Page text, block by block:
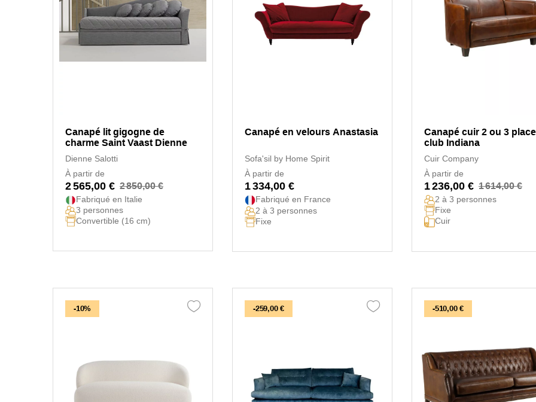
Canapé lit gigogne de
charme Saint Vaast Dienne
Dienne Salotti
À partir de
2 565,00 € 2 850,00 €
Fabriqué en Italie
3 personnes
Convertible (16 cm)
Canapé en velours Anastasia
Sofa'sil by Home Spirit
À partir de
1 334,00 €
Fabriqué en France
2 à 3 personnes
Fixe
Canapé cuir 2 ou 3
club Indiana
Cuir Company
À partir de
1 236,00 € 1 614,00 €
2 à 3 personnes
Fixe
Cuir
-10% -259,00 € -510,00 €